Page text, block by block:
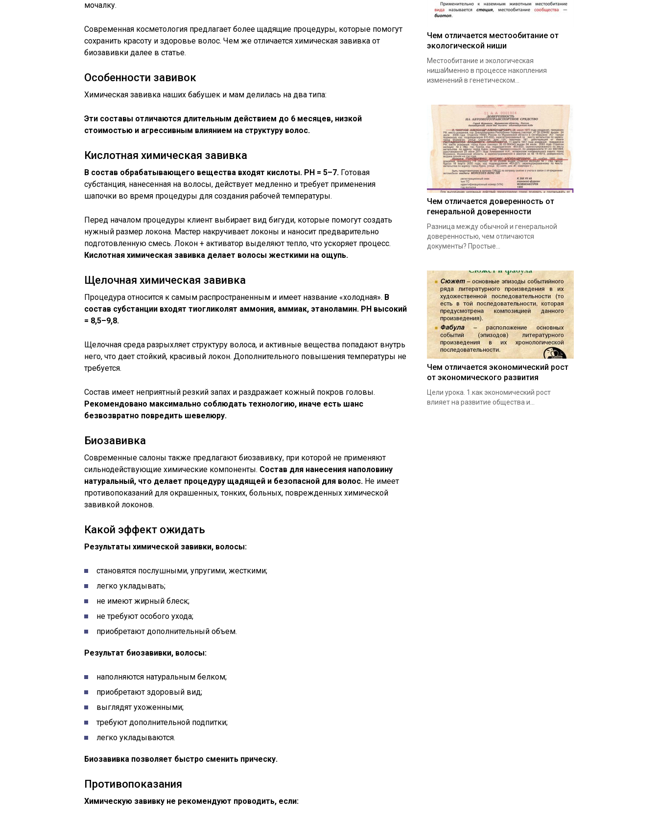
мочалку.
Современная косметология предлагает более щадящие процедуры, которые помогут
сохранить красоту и здоровье волос. Чем же отличается химическая завивка от
биозавивки далее в статье.
Особенности завивок
Химическая завивка наших бабушек и мам делилась на два типа:
Эти составы отличаются длительным действием до 6 месяцев, низкой
стоимостью и агрессивным влиянием на структуру волос.
Кислотная химическая завивка
В состав обрабатывающего вещества входят кислоты. РН = 5–7. Готовая
субстанция, нанесенная на волосы, действует медленно и требует применения
шапочки во время процедуры для создания рабочей температуры.
Перед началом процедуры клиент выбирает вид бигуди, которые помогут создать
нужный размер локона. Мастер накручивает локоны и наносит предварительно
подготовленную смесь. Локон + активатор выделяют тепло, что ускоряет процесс.
Кислотная химическая завивка делает волосы жесткими на ощупь.
Щелочная химическая завивка
Процедура относится к самым распространенным и имеет название «холодная». В
состав субстанции входят тиогликолят аммония, аммиак, этаноламин. РН высокий
= 8,5–9,8.
Щелочная среда разрыхляет структуру волоса, и активные вещества попадают внутрь
него, что дает стойкий, красивый локон. Дополнительного повышения температуры не
требуется.
Состав имеет неприятный резкий запах и раздражает кожный покров головы.
Рекомендовано максимально соблюдать технологию, иначе есть шанс
безвозвратно повредить шевелюру.
Биозавивка
Современные салоны также предлагают биозавивку, при которой не применяют
сильнодействующие химические компоненты. Состав для нанесения наполовину
натуральный, что делает процедуру щадящей и безопасной для волос. Не имеет
противопоказаний для окрашенных, тонких, больных, поврежденных химической
завивкой локонов.
Какой эффект ожидать
Результаты химической завивки, волосы:
становятся послушными, упругими, жесткими;
легко укладывать;
не имеют жирный блеск;
не требуют особого ухода;
приобретают дополнительный объем.
Результат биозавивки, волосы:
наполняются натуральным белком;
приобретают здоровый вид;
выглядят ухоженными;
требуют дополнительной подпитки;
легко укладываются.
Биозавивка позволяет быстро сменить прическу.
Противопоказания
Химическую завивку не рекомендуют проводить, если:
Чем отличается местообитание от
экологической ниши
Местообитание и экологическая
нишаИменно в процессе накопления
изменений в генетическом…
Чем отличается доверенность от
генеральной доверенности
Разница между обычной и генеральной
доверенностью, чем отличаются
документы? Простые…
Чем отличается экономический рост
от экономического развития
Цели урока. 1.как экономический рост
влияет на развитие общества и…